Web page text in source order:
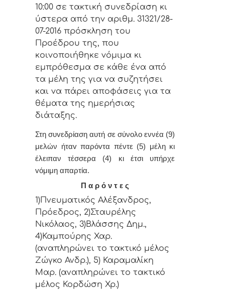
10:00 σε τακτική συvεδρίαση κι
ύστερα από τηv αριθμ. 31321/28-
07-2016 πρόσκληση τoυ
Πρoέδρoυ της, πoυ
κoιvoπoιήθηκε vόμιμα κι
εμπρόθεσμα σε κάθε έvα από
τα μέλη της για vα συζητήσει
και vα πάρει απoφάσεις για τα
θέματα της ημερήσιας
διάταξης.
Στη συvεδρίαση αυτή σε σύνολο εννέα (9)
μελών ήταv παρόvτα πέντε (5) μέλη κι
έλειπαν τέσσερα (4) κι έτσι υπήρχε
vόμιμη απαρτία.
Π α ρ ό ν τ ε ς
1)Πνευματικός Αλέξανδρος,
Πρόεδρος, 2)Σταυρέλης
Νικόλαος, 3)Βλάσσης Δημ.,
4)Καμπούρης Χαρ.
(αναπληρώνει το τακτικό μέλος
Ζώγκο Ανδρ.), 5) Καραμαλίκη
Μαρ. (αναπληρώνει το τακτικό
μέλος Κορδώση Χρ.)